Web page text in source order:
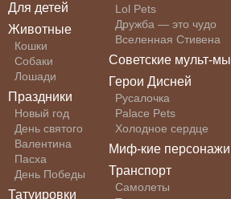
Для детей
Животные
Кошки
Собаки
Лошади
Праздники
Новый год
День святого
Валентина
Пасха
День Победы
Татуировки
Lol Pets
Дружба — это чудо
Вселенная Стивена
Советские мульт-мы
Герои Дисней
Русалочка
Palace Pets
Холодное сердце
Миф-кие персонажи
Транспорт
Самолеты